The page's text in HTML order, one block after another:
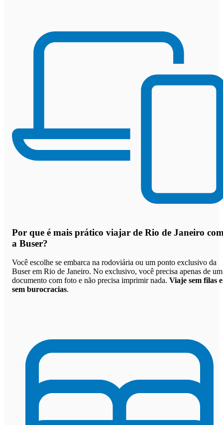
Por que é mais prático viajar de Rio de Janeiro
a Buser?
Você escolhe se embarca na rodoviária ou um ponto exclusivo da
Buser em Rio de Janeiro. No exclusivo, você precisa apenas de um
documento com foto e não precisa imprimir nada. Viaje sem filas e
sem burocracias.